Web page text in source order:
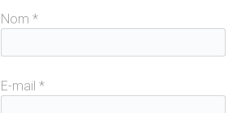
Nom *
E-mail *